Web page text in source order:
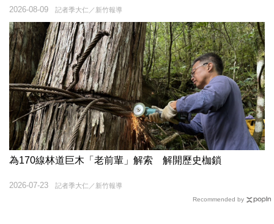
記者季大仁／新竹報導
2026-08-09
為170線林道巨木「老前輩」解索 解開歷史枷鎖
記者季大仁／新竹報導
2026-07-23
Recommended by